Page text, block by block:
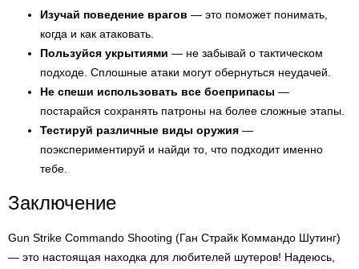
Изучай поведение врагов — это поможет понимать,
когда и как атаковать.
Пользуйся укрытиями — не забывай о тактическом
подходе. Сплошные атаки могут обернуться неудачей.
Не спеши использовать все боеприпасы —
постарайся сохранять патроны на более сложные этапы.
Тестируй различные виды оружия —
поэкспериментируй и найди то, что подходит именно
тебе.
Заключение
Gun Strike Commando Shooting (Ган Страйк Коммандо Шутинг)
— это настоящая находка для любителей шутеров! Надеюсь,